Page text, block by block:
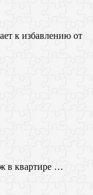
к избавлению от
в квартире …